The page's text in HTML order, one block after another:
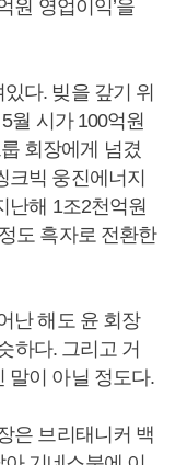
원 영업이익’을
다. 빚을 갚기 위
월 시가 100억원
회장에게 넘겼
크빅 웅진에너지
난해 1조2천억원
도 흑자로 전환한
난 해도 윤 회장
하다. 그리고 거
말이 아닐 정도다.
은 브리태니커 백